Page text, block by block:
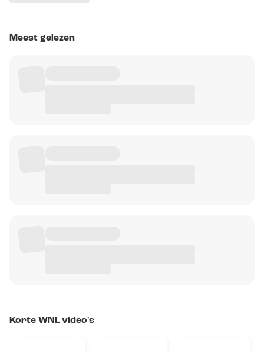
Meest gelezen
Korte WNL video's